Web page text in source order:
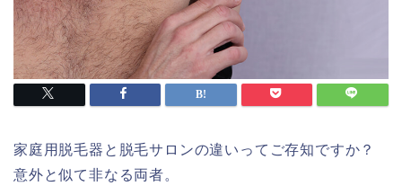
家庭用脱毛器と脱毛サロンの違いってご存知ですか？
意外と似て非なる両者。